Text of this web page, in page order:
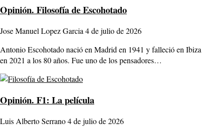
Opinión. Filosofía de Escohotado
Jose Manuel Lopez Garcia 4 de julio de 2026
Antonio Escohotado nació en Madrid en 1941 y falleció en Ibiza
en 2021 a los 80 años. Fue uno de los pensadores…
Opinión. F1: La película
Luis Alberto Serrano4 de julio de 2026